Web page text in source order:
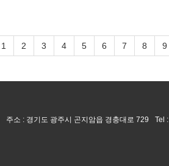
1 2 3 4 5 6 7 8 9
주소 : 경기도 광주시 곤지암읍 경충대로 729 Tel :